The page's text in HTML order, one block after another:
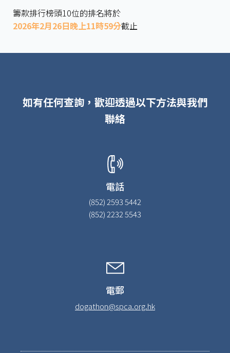
籌款排行榜頭10位的排名將於
2026年2月26日晚上11時59分截止
如有任何查詢，歡迎透過以下方法與我們
聯絡
電話
(852) 2593 5442
(852) 2232 5543
電郵
dogathon@spca.org.hk